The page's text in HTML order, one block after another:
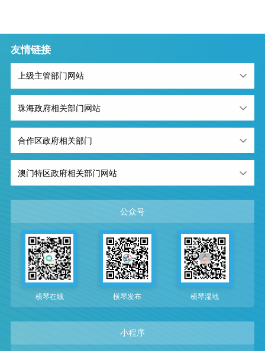
友情链接
上级主管部门网站
珠海政府相关部门网站
合作区政府相关部门
澳门特区政府相关部门网站
公众号
横琴在线 横琴发布 横琴湿地
小程序